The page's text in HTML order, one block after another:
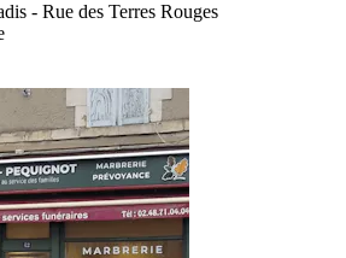
- Rue des Terres Rouges